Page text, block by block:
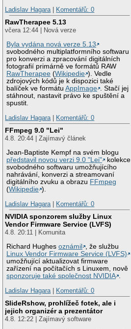
Ladislav Hagara
Komentářů: 0
RawTherapee 5.13
včera 12:44 | Nová verze
Byla vydána nová verze 5.13
svobodného multiplatformního softwaru
pro konverzi a zpracování digitálních
fotografií primárně ve formátů RAW
RawTherapee (Wikipedie ). Vedle
zdrojových kódů je k dispozici také
balíček ve formátuAppImage . Stačí jej
stáhnout, nastavit právo ke spuštění a
spustit.
Ladislav Hagara
Komentářů: 0
FFmpeg 9.0 "Lei"
4.8. 20:44 | Zajímavý článek
Jean-Baptiste Kempf na svém blogu
představil novou verzi 9.0 "Lei"
kolekce
svobodného softwaru umožňujícího
nahrávání, konverzi a streamovaní
digitálního zvuku a obrazu FFmpeg
(Wikipedie ).
Ladislav Hagara
Komentářů: 0
NVIDIA sponzorem služby Linux
Vendor Firmware Service (LVFS)
4.8. 20:11 | Komunita
Richard Hughesoznámil
, že službu
Linux Vendor Firmware Service (LVFS)
umožňující aktualizovat firmware
zařízení na počítačích s Linuxem, nově
sponzoruje také společnost NVIDIA .
Ladislav Hagara | Komentářů: 0
SlideRshow, prohlížeč fotek, ale i
jejich organizér a prezentátor
4.8. 12:22 | Zajímavý software